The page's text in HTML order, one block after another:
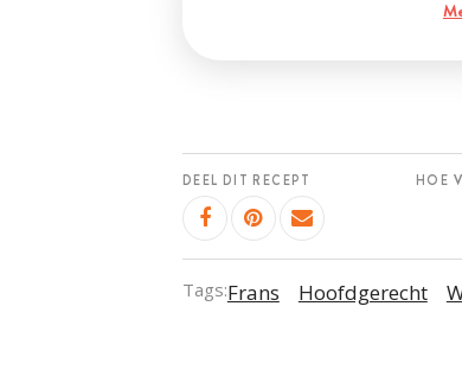
DEEL DIT RECEPT HOE
Tags:Frans Hoofdgerecht